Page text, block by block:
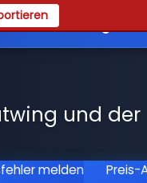
und der
melden Preis-